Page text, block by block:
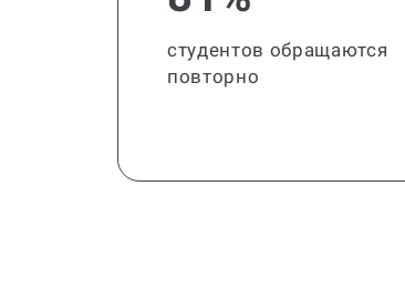
студентов обращаются
повторно